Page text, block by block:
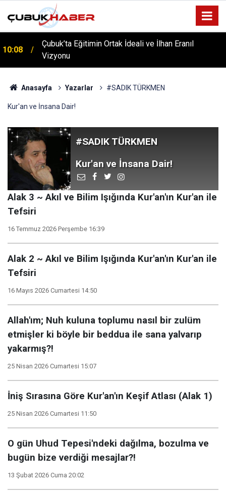
12:06
ÇUBUK’TA ‘YAZA MERHABA’ COŞKUSU: Kursiyerler
Gönüllerince Eğlendi!
Anasayfa Yazarlar #SADIK TÜRKMEN
Kur'an ve İnsana Dair!
#SADIK TÜRKMEN
Kur'an ve İnsana Dair!
Alak 3 ~ Akıl ve Bilim Işığında Kur'an'ın Kur'an ile
Tefsiri
16 Temmuz 2026 Perşembe 16:39
Alak 2 ~ Akıl ve Bilim Işığında Kur'an'ın Kur'an ile
Tefsiri
16 Mayıs 2026 Cumartesi 14:50
Allah'ım; Nuh kuluna toplumu nasıl bir zulüm
etmişler ki böyle bir beddua ile sana yalvarıp
yakarmış?!
25 Nisan 2026 Cumartesi 15:07
İniş Sırasına Göre Kur'an'ın Keşif Atlası (Alak 1)
25 Nisan 2026 Cumartesi 11:50
O gün Uhud Tepesi'ndeki dağılma, bozulma ve
bugün bize verdiği mesajlar?!
13 Şubat 2026 Cuma 20:02